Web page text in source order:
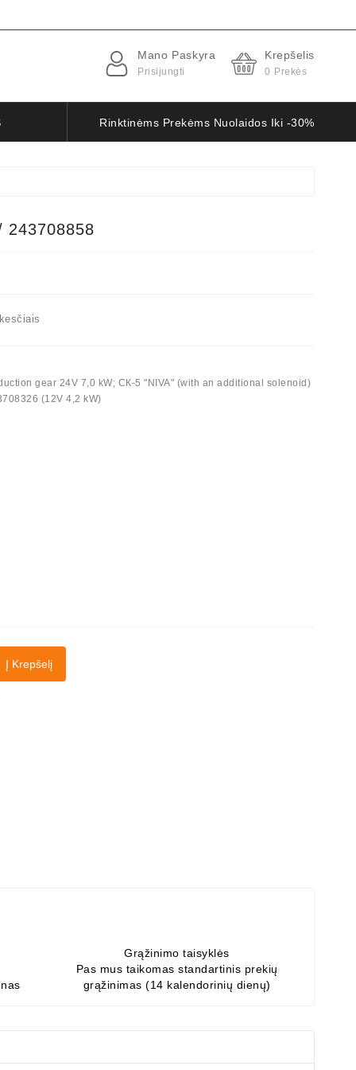
Mano Paskyra
Prisijungti
Krepšelis
0 Prekės
Rinktinėms Prekėms Nuolaidos Iki -30%
243708858
gear 24V 7,0 kW; СК-5 "NIVA" (with an additional solenoid)
(12V 4,2 kW)
Į Krepšelį
Grąžinimo taisyklės
Pas mus taikomas standartinis prekių
grąžinimas (14 kalendorinių dienų)